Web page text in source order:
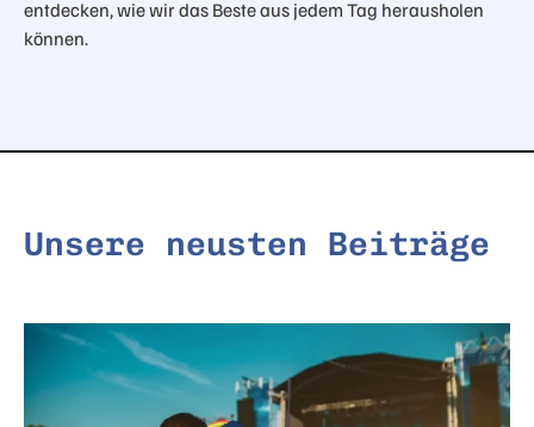
entdecken, wie wir das Beste aus jedem Tag herausholen
können.
Unsere neusten Beiträge